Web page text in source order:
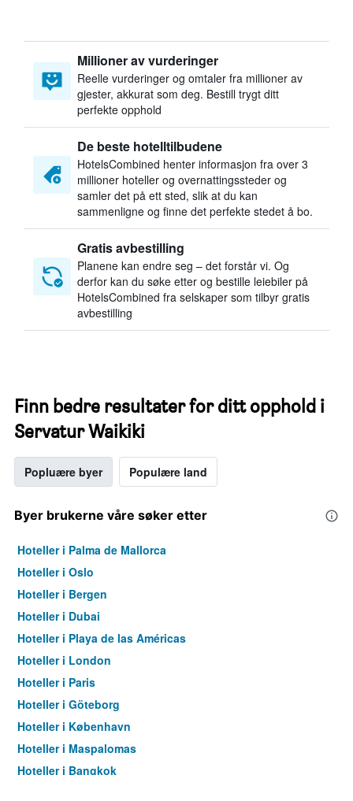
Millioner av vurderinger
Reelle vurderinger og omtaler fra millioner av
gjester, akkurat som deg. Bestill trygt ditt
perfekte opphold
De beste hotelltilbudene
HotelsCombined henter informasjon fra over 3
millioner hoteller og overnattingssteder og
samler det på ett sted, slik at du kan
sammenligne og finne det perfekte stedet å bo.
Gratis avbestilling
Planene kan endre seg – det forstår vi. Og
derfor kan du søke etter og bestille leiebiler på
HotelsCombined fra selskaper som tilbyr gratis
avbestilling
Finn bedre resultater for ditt opphold i
Servatur Waikiki
Popluære byer Populære land
Byer brukerne våre søker etter
Hoteller i Palma de Mallorca
Hoteller i Oslo
Hoteller i Bergen
Hoteller i Dubai
Hoteller i Playa de las Américas
Hoteller i London
Hoteller i Paris
Hoteller i Göteborg
Hoteller i København
Hoteller i Maspalomas
Hoteller i Bangkok